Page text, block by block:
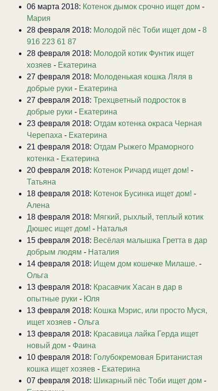
06 марта 2018: Котенок дымок срочно ищет дом -
Мария
28 февраля 2018: Молодой пёс Тоби ищет дом - 8
916 223 61 87
28 февраля 2018: Молодой котик Фунтик ищет
хозяев - Екатерина
27 февраля 2018: Молоденькая кошка Ляля в
добрые руки - Екатерина
27 февраля 2018: Трехцветный подросток в
добрые руки - Екатерина
23 февраля 2018: Отдам котенка окраса Черная
Черепаха - Екатерина
21 февраля 2018: Отдам Рыжего Мраморного
котенка - Екатерина
20 февраля 2018: Котенок Ричард ищет дом! -
Татьяна
18 февраля 2018: Котенок Бусинка ищет дом! -
Алена
18 февраля 2018: Мягкий, рыхлый, теплый котик
Дюшес ищет дом! - Наталья
15 февраля 2018: Весёлая малышка Гретта в дар
добрым людям - Наталия
14 февраля 2018: Ищем дом кошечке Милаше. -
Ольга
13 февраля 2018: Красавчик Хасан в дар в
опытные руки - Юля
13 февраля 2018: Кошка Мэрис, или просто Муся,
ищет хозяев - Ольга
13 февраля 2018: Красавица лайка Герда ищет
новый дом - Фаина
10 февраля 2018: Голубокремовая Британистая
кошка ищет хозяев - Екатерина
07 февраля 2018: Шикарный пёс Тоби ищет дом -